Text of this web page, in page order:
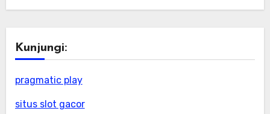
Kunjungi:
pragmatic play
situs slot gacor